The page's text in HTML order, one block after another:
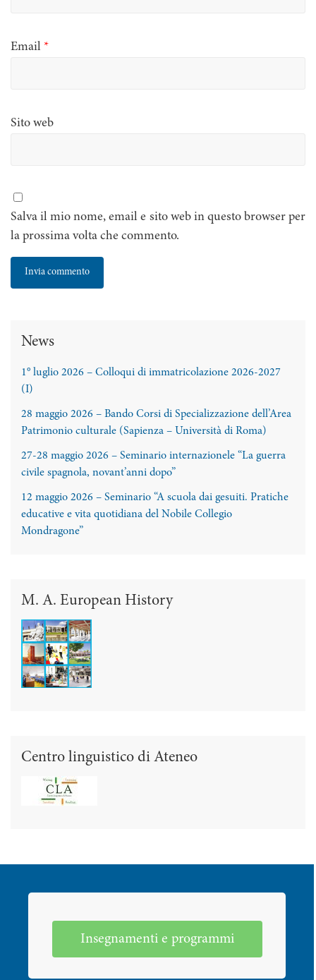
Email *
Sito web
Salva il mio nome, email e sito web in questo browser per
la prossima volta che commento.
News
1° luglio 2026 – Colloqui di immatricolazione 2026-2027
(I)
28 maggio 2026 – Bando Corsi di Specializzazione dell’Area
Patrimonio culturale (Sapienza – Università di Roma)
27-28 maggio 2026 – Seminario internazionele “La guerra
civile spagnola, novant’anni dopo”
12 maggio 2026 – Seminario “A scuola dai gesuiti. Pratiche
educative e vita quotidiana del Nobile Collegio
Mondragone”
M. A. European History
Centro linguistico di Ateneo
Insegnamenti e programmi